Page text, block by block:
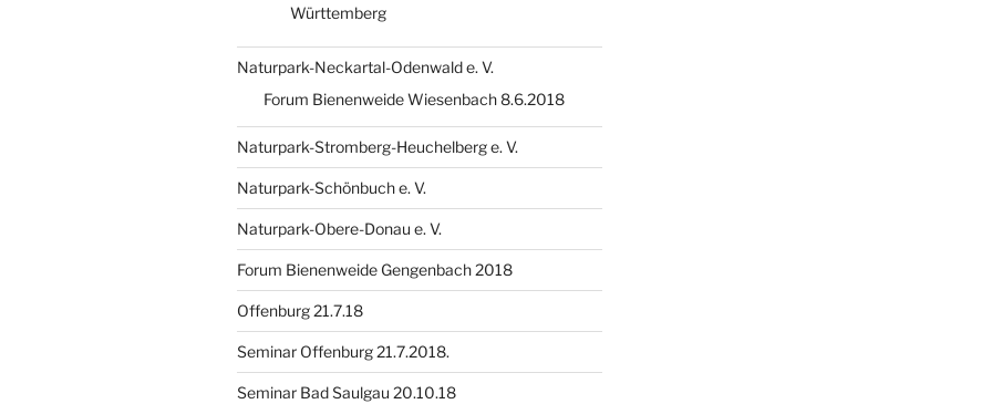
Württemberg
Naturpark-Neckartal-Odenwald e. V.
Forum Bienenweide Wiesenbach 8.6.2018
Naturpark-Stromberg-Heuchelberg e. V.
Naturpark-Schönbuch e. V.
Naturpark-Obere-Donau e. V.
Forum Bienenweide Gengenbach 2018
Offenburg 21.7.18
Seminar Offenburg 21.7.2018.
Seminar Bad Saulgau 20.10.18